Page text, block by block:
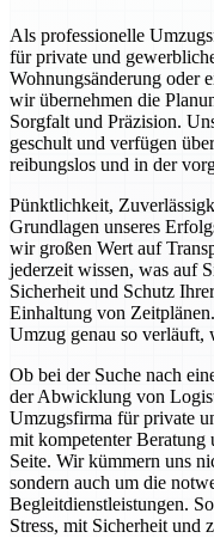
Als professionelle
für private und
Wohnungsänderung oder
wir übernehmen die
Sorgfalt und Präzision.
geschult und verfügen
reibungslos und in der
Pünktlichkeit,
Grundlagen unseres
wir großen Wert auf
jederzeit wissen, was auf
Sicherheit und Schutz
Einhaltung von
Umzug genau so verläuft,
Ob bei der Suche nach
der Abwicklung von
Umzugsfirma für private
mit kompetenter Beratung
Seite. Wir kümmern uns
sondern auch um die
Begleitdienstleistungen.
Stress, mit Sicherheit und